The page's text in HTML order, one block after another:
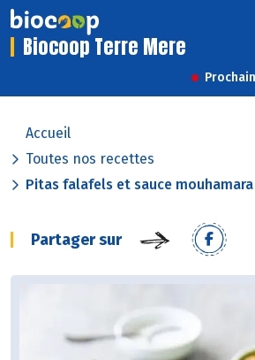
Biocoop Terre Mere
Accueil
Toutes nos recettes
Pitas falafels et sauce mouhamara
Partager sur